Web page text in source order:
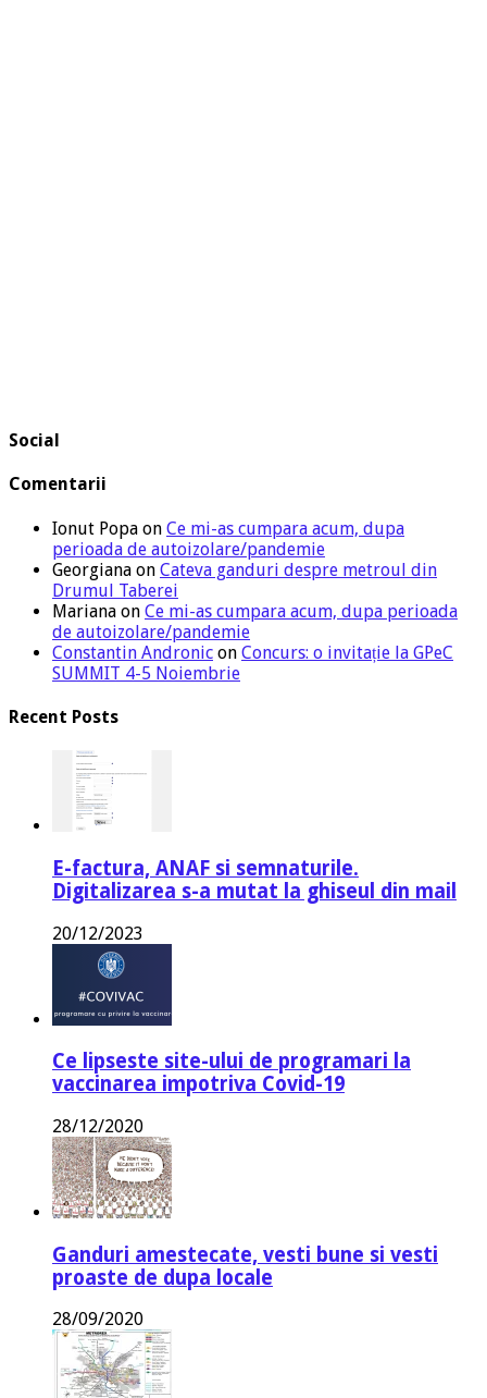
Social
Comentarii
Ionut Popa on Ce mi-as cumpara acum, dupa
perioada de autoizolare/pandemie
Georgiana on Cateva ganduri despre metroul din
Drumul Taberei
Mariana on Ce mi-as cumpara acum, dupa perioada
de autoizolare/pandemie
Constantin Andronic on Concurs: o invitație la GPeC
SUMMIT 4-5 Noiembrie
Recent Posts
E-factura, ANAF si semnaturile.
Digitalizarea s-a mutat la ghiseul din mail
20/12/2023
Ce lipseste site-ului de programari la
vaccinarea impotriva Covid-19
28/12/2020
Ganduri amestecate, vesti bune si vesti
proaste de dupa locale
28/09/2020